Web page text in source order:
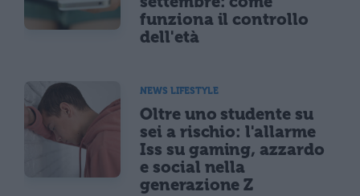
funziona il controllo
dell'età
NEWS LIFESTYLE
Oltre uno studente su
sei a rischio: l'allarme
Iss su gaming, azzardo
e social nella
generazione Z